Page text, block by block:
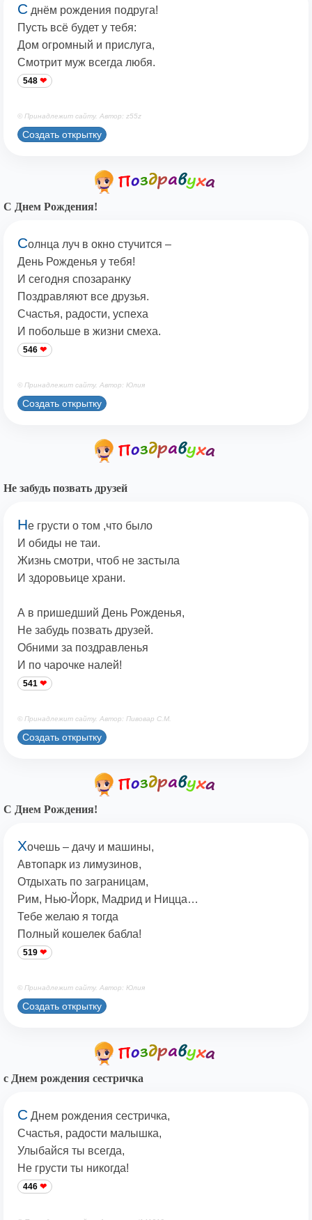
С днём рождения подруга!
Пусть всё будет у тебя:
Дом огромный и прислуга,
Смотрит муж всегда любя.
548
© Принадлежит сайту. Автор: z55z
Создать открытку
С Днем Рождения!
Солнца луч в окно стучится –
День Рожденья у тебя!
И сегодня спозаранку
Поздравляют все друзья.
Счастья, радости, успеха
И побольше в жизни смеха.
546
© Принадлежит сайту. Автор: Юлия
Создать открытку
Не забудь позвать друзей
Не грусти о том ,что было
И обиды не таи.
Жизнь смотри, чтоб не застыла
И здоровьице храни.
А в пришедший День Рожденья,
Не забудь позвать друзей.
Обними за поздравленья
И по чарочке налей!
541
© Принадлежит сайту. Автор: Пивовар С.М.
Создать открытку
С Днем Рождения!
Хочешь – дачу и машины,
Автопарк из лимузинов,
Отдыхать по заграницам,
Рим, Нью-Йорк, Мадрид и Ницца…
Тебе желаю я тогда
Полный кошелек бабла!
519
© Принадлежит сайту. Автор: Юлия
Создать открытку
с Днем рождения сестричка
С Днем рождения сестричка,
Счастья, радости малышка,
Улыбайся ты всегда,
Не грусти ты никогда!
446